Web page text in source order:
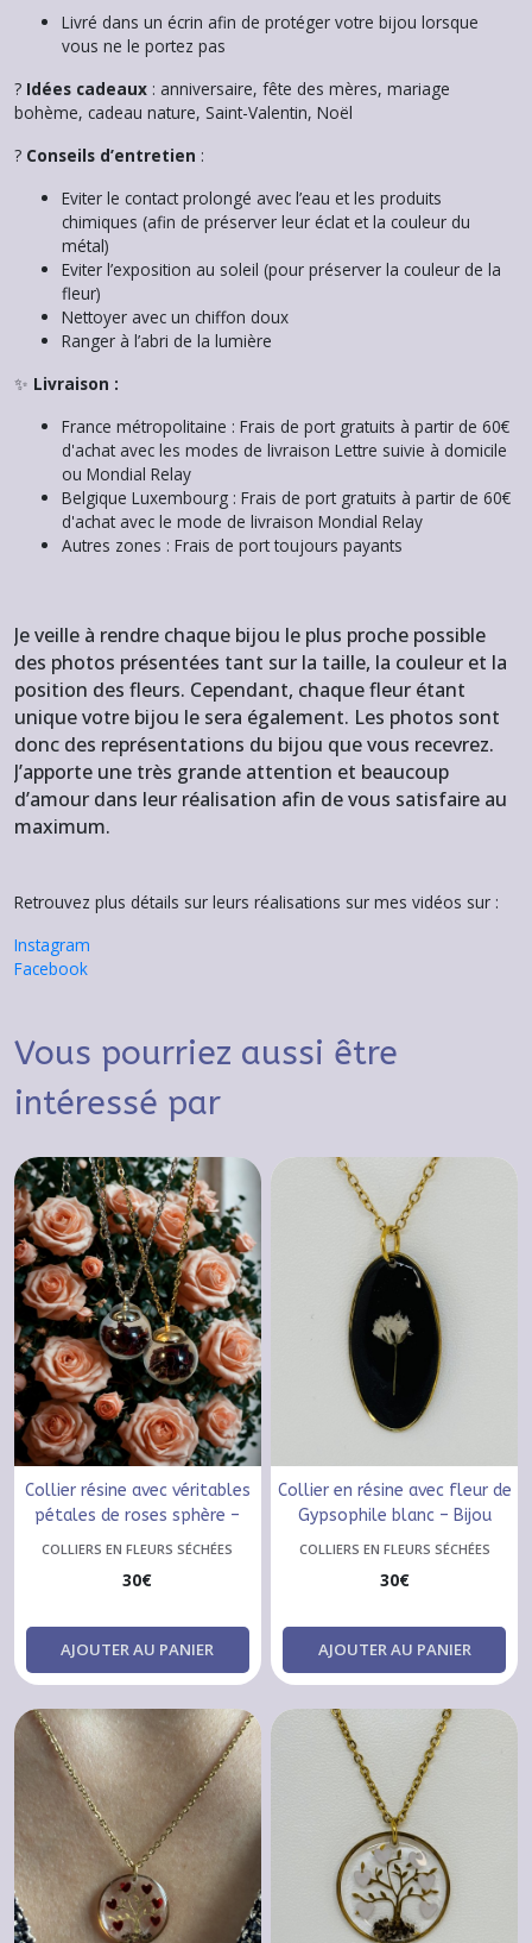
Livré dans un écrin afin de protéger votre bijou lorsque
vous ne le portez pas
? Idées cadeaux : anniversaire, fête des mères, mariage
bohème, cadeau nature, Saint-Valentin, Noël
? Conseils d’entretien :
Eviter le contact prolongé avec l’eau et les produits
chimiques (afin de préserver leur éclat et la couleur du
métal)
Eviter l’exposition au soleil (pour préserver la couleur de la
fleur)
Nettoyer avec un chiffon doux
Ranger à l’abri de la lumière
✨ Livraison :
France métropolitaine : Frais de port gratuits à partir de 60€
d'achat avec les modes de livraison Lettre suivie à domicile
ou Mondial Relay
Belgique Luxembourg : Frais de port gratuits à partir de 60€
d'achat avec le mode de livraison Mondial Relay
Autres zones : Frais de port toujours payants
Je veille à rendre chaque bijou le plus proche possible
des photos présentées tant sur la taille, la couleur et la
position des fleurs. Cependant, chaque fleur étant
unique votre bijou le sera également. Les photos sont
donc des représentations du bijou que vous recevrez.
J’apporte une très grande attention et beaucoup
d’amour dans leur réalisation afin de vous satisfaire au
maximum.
Retrouvez plus détails sur leurs réalisations sur mes vidéos sur :
Instagram
Facebook
Vous pourriez aussi être
intéressé par
Collier résine avec véritables
pétales de roses sphère –
Bijou artisanal en acier
COLLIERS EN FLEURS SÉCHÉES
30€
AJOUTER AU PANIER
Collier en résine avec fleur de
Gypsophile blanc – Bijou
artisanal en acier inoxydable
COLLIERS EN FLEURS SÉCHÉES
30€
AJOUTER AU PANIER